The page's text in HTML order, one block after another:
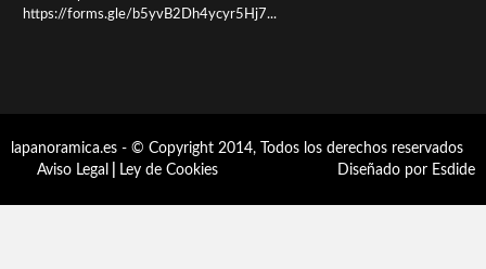
https://forms.gle/b5yvB2Dh4ycyr5Hj7...
lapanoramica.es - © Copyright 2014, Todos los derechos reservados
Aviso Legal
Ley de Cookies Diseñado por Esdide